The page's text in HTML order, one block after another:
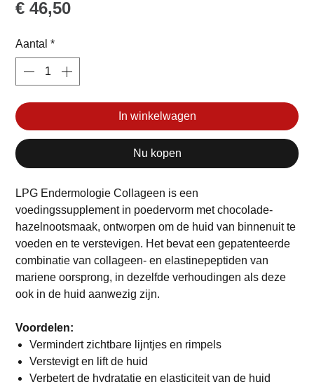
€ 46,50Prijs
Aantal *
In winkelwagen
Nu kopen
LPG Endermologie Collageen is een
voedingssupplement in poedervorm met chocolade-
hazelnootsmaak, ontworpen om de huid van binnenuit te
voeden en te verstevigen. Het bevat een gepatenteerde
combinatie van collageen- en elastinepeptiden van
mariene oorsprong, in dezelfde verhoudingen als deze
ook in de huid aanwezig zijn.
Voordelen:
Vermindert zichtbare lijntjes en rimpels
Verstevigt en lift de huid
Verbetert de hydratatie en elasticiteit van de huid